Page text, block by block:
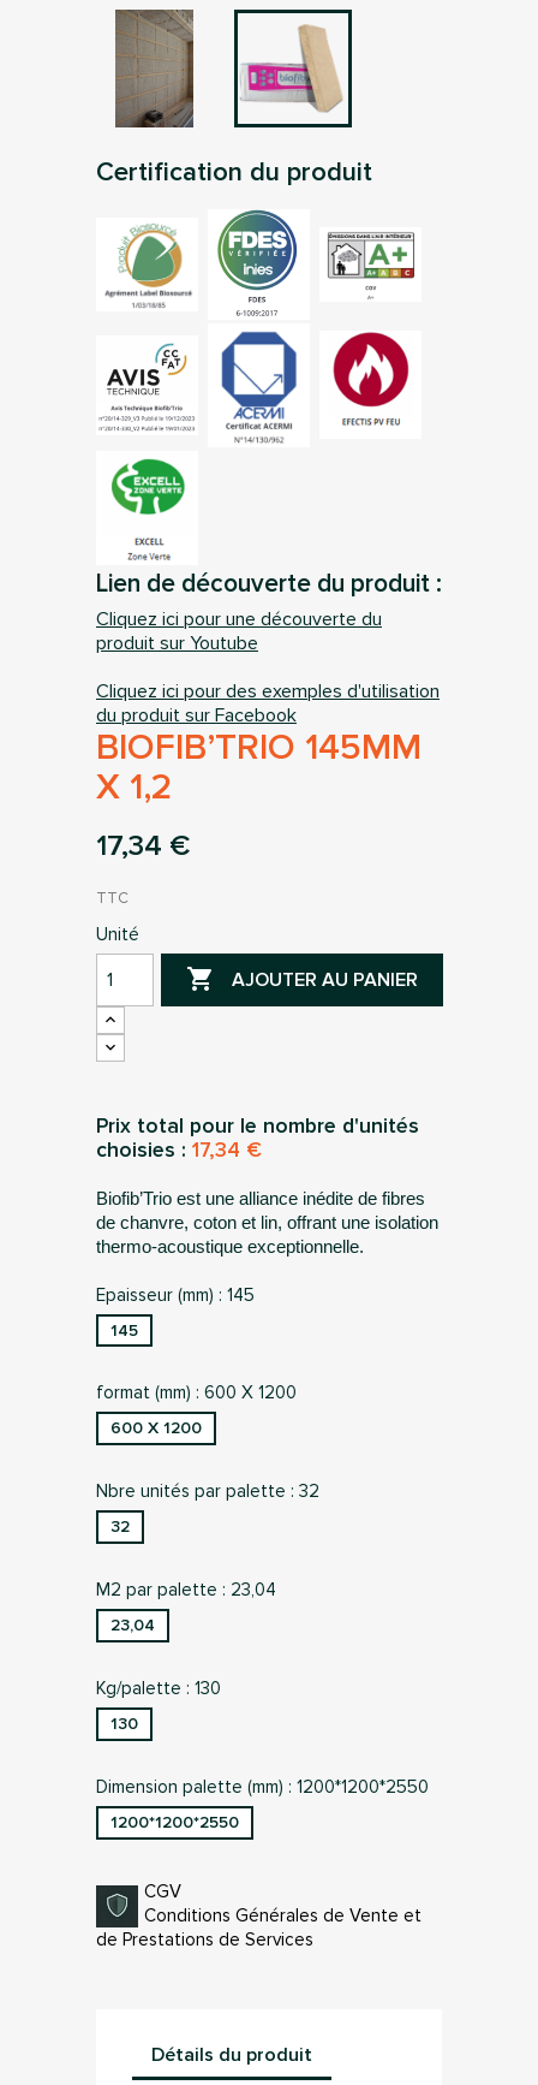
Certification du produit
Lien de découverte du produit :
Cliquez ici pour une découverte du
produit sur Youtube
Cliquez ici pour des exemples d'utilisation
du produit sur Facebook
BIOFIB’TRIO 145MM
X 1,2
17,34 €
TTC
Unité
 AJOUTER AU PANIER
Prix total pour le nombre d'unités
choisies : 17,34 €
Biofib’Trio est une alliance inédite de fibres
de chanvre, coton et lin, offrant une isolation
thermo-acoustique exceptionnelle.
Epaisseur (mm) : 145
145
format (mm) : 600 X 1200
600 X 1200
Nbre unités par palette : 32
32
M2 par palette : 23,04
23,04
Kg/palette : 130
130
Dimension palette (mm) : 1200*1200*2550
1200*1200*2550
CGV
Conditions Générales de Vente et
de Prestations de Services
Détails du produit